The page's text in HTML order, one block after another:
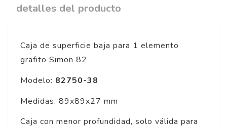
detalles del producto
Caja de superficie baja para 1 elemento
grafito Simon 82
Modelo: 82750-38
Medidas: 89x89x27 mm
Caja con menor profundidad, solo válida para